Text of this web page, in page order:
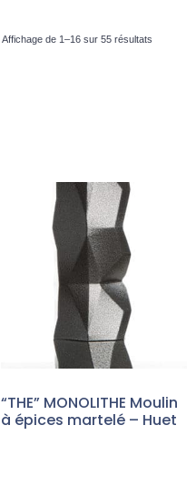
Affichage de 1–16 sur 55 résultats
“THE” MONOLITHE Moulin
à épices martelé – Huet